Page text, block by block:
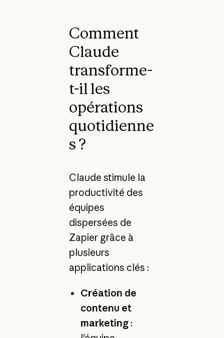
Comment
Claude
transforme-
t-il les
opérations
quotidienne
s ?
Claude stimule la
productivité des
équipes
dispersées de
Zapier grâce à
plusieurs
applications clés :
Création de
contenu et
marketing: